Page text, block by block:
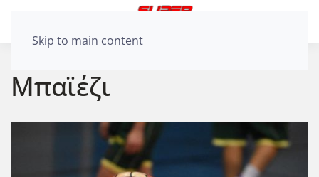
Skip to main content
Μπαϊέζι